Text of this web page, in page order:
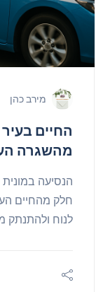
מירב כהן
החיים
מהשגרה
הנסיעה
חלק מהחיים
לנוח ולהתנתק